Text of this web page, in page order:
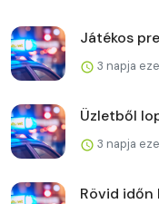
Játékos
3 napja
Üzletből
3 napja
Rövid időn